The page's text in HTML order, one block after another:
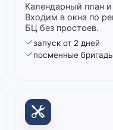
Календарный план
Входим в окна по
БЦ без простоев.
запуск от 2 дней
посменные бригады